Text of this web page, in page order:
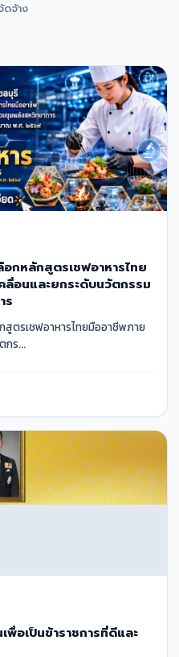
จ้าง
อกหลักสูตรเชฟอาหารไทย
ลื่อนและยกระดับนวัตกรรม
ร
สูตรเชฟอาหารไทยมืออาชีพภาย
กร...
อเป็นข้าราชการที่ดีและ